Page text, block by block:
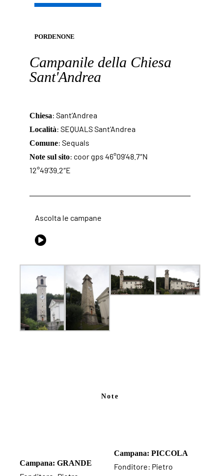
PORDENONE
Campanile della Chiesa
Sant'Andrea
Chiesa: Sant’Andrea
Località: SEQUALS Sant’Andrea
Comune: Sequals
Note sul sito: coor gps 46°09’48.7″N
12°49’39.2″E
Ascolta le campane
Note
Campana: GRANDE
Campana: PICCOLA
Fonditore: Pietro